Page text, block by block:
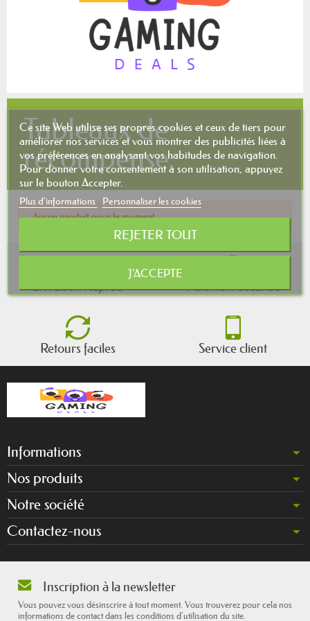
Tableaux de
récompense
Aucun produit pour le moment.
Livraison Rapide Paiement sécurisé
Retours faciles Service client
Informations
Nos produits
Notre société
Contactez-nous
Ce site Web utilise ses propres cookies et ceux de tiers pour
améliorer nos services et vous montrer des publicités liées à
vos préférences en analysant vos habitudes de navigation.
Pour donner votre consentement à son utilisation, appuyez
sur le bouton Accepter.
Plus d'informations Personnaliser les cookies
REJETER TOUT
J'ACCEPTE
Inscription à la newsletter
Vous pouvez vous désinscrire à tout moment. Vous trouverez pour cela nos
informations de contact dans les conditions d'utilisation du site.